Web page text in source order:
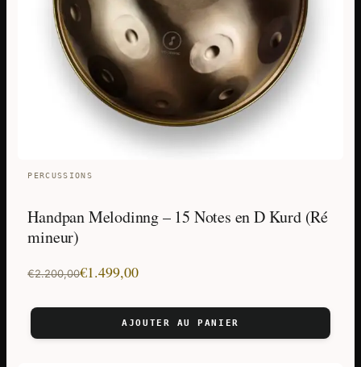
PERCUSSIONS
Handpan Melodinng – 15 Notes en D Kurd (Ré
mineur)
€2.200,00
Le
€1.499,00
Le
AJOUTER AU PANIER